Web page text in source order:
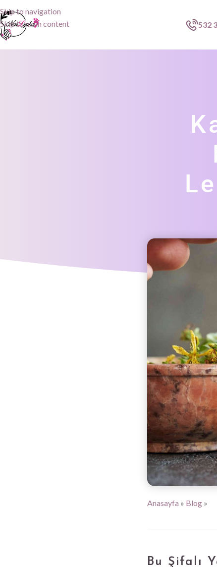
Skip to navigation
Skip to main content
532
Anasayfa » Blog »
Bu Şifalı